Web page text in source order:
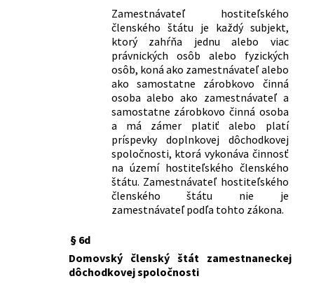
ročných správach a polročných
správach predkladaných doplnkovou
dôchodkovou spoločnosťou
Opatrenie Národnej banky Slovenska o
predkladaní výkazov dôchodkovou
správcovskou spoločnosťou a
doplnkovou dôchodkovou
spoločnosťou na účely vykonávania
dohľadu
Oznámenie Národnej banky Slovenska
o vydaní opatrenia z 3. júna 2024 č.
2/2024 o ročných správach a
polročných správach predkladaných
doplnkovou dôchodkovou
155/2024 Z. z.
o vydaní opatrenia z 3. júna 2024 č.
3/2024 o predkladaní výkazov
Zamestnávateľ hostiteľského
členského štátu je každý subjekt,
ktorý zahŕňa jednu alebo viac
právnických osôb alebo fyzických
osôb, koná ako zamestnávateľ alebo
ako samostatne zárobkovo činná
osoba alebo ako zamestnávateľ a
samostatne zárobkovo činná osoba
a má zámer platiť alebo platí
príspevky doplnkovej dôchodkovej
spoločnosti, ktorá vykonáva činnosť
na území hostiteľského členského
štátu. Zamestnávateľ hostiteľského
členského štátu nie je
zamestnávateľ podľa tohto zákona.
§ 6d
Domovský členský štát zamestnaneckej
dôchodkovej spoločnosti